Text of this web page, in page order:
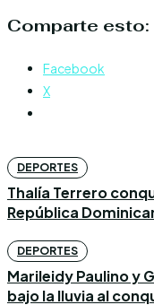
Comparte esto:
Facebook
X
DEPORTES
Thalía Terrero
República
DEPORTES
Marileidy Paulino y
bajo la lluvia al